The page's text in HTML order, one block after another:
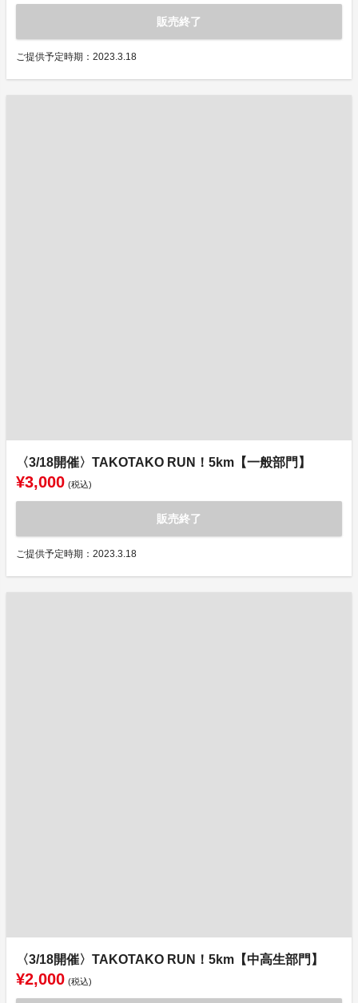
販売終了
ご提供予定時期：2023.3.18
〈3/18開催〉TAKOTAKO RUN！5km【一般部門】
¥3,000 (税込)
販売終了
ご提供予定時期：2023.3.18
〈3/18開催〉TAKOTAKO RUN！5km【中高生部門】
¥2,000 (税込)